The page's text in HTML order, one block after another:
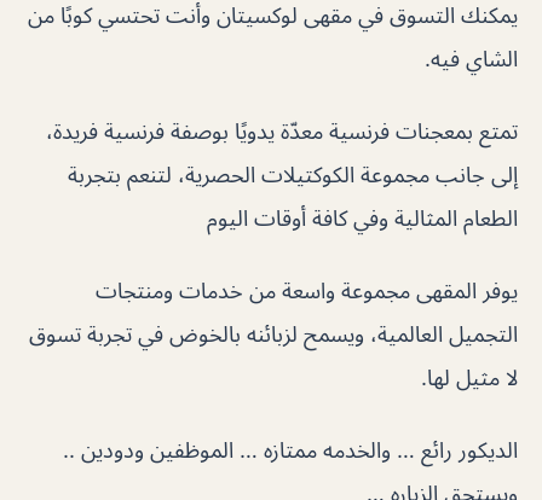
يمكنك التسوق في مقهى لوكسيتان وأنت تحتسي كوبًا من
الشاي فيه.
تمتع بمعجنات فرنسية معدّة يدويًا بوصفة فرنسية فريدة،
إلى جانب مجموعة الكوكتيلات الحصرية، لتنعم بتجربة
الطعام المثالية وفي كافة أوقات اليوم
يوفر المقهى مجموعة واسعة من خدمات ومنتجات
التجميل العالمية، ويسمح لزبائنه بالخوض في تجربة تسوق
لا مثيل لها.
الديكور رائع … والخدمه ممتازه … الموظفين ودودين ..
ويستحق الزياره …